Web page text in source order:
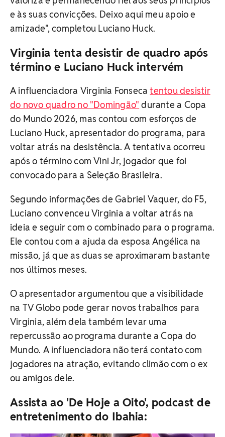
e às suas convicções. Deixo aqui meu apoio e
amizade", completou Luciano Huck.
Virginia tenta desistir de quadro após
término e Luciano Huck intervém
A influenciadora Virginia Fonsecatentou desistir
do novo quadro no "Domingão" durante a Copa
do Mundo 2026, mas contou com esforços de
Luciano Huck, apresentador do programa, para
voltar atrás na desistência. A tentativa ocorreu
após o término com Vini Jr, jogador que foi
convocado para a Seleção Brasileira.
Segundo informações de Gabriel Vaquer, do F5,
Luciano convenceu Virginia a voltar atrás na
ideia e seguir com o combinado para o programa.
Ele contou com a ajuda da esposa Angélica na
missão, já que as duas se aproximaram bastante
nos últimos meses.
O apresentador argumentou que a visibilidade
na TV Globo pode gerar novos trabalhos para
Virginia, além dela também levar uma
repercussão ao programa durante a Copa do
Mundo. A influenciadora não terá contato com
jogadores na atração, evitando climão com o ex
ou amigos dele.
Assista ao 'De Hoje a Oito', podcast de
entretenimento do Ibahia: